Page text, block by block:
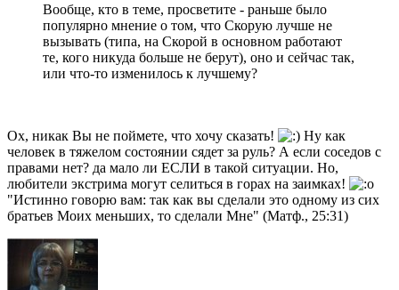
Вообще, кто в теме, просветите - раньше было
популярно мнение о том, что Скорую лучше не
вызывать (типа, на Скорой в основном работают
те, кого никуда больше не берут), оно и сейчас так,
или что-то изменилось к лучшему?
Ох, никак Вы не поймете, что хочу сказать!
Ну как
человек в тяжелом состоянии сядет за руль? А если соседов с
правами нет? да мало ли ЕСЛИ в такой ситуации. Но,
любители экстрима могут селиться в горах на заимках!
"Истинно говорю вам: так как вы сделали это одному из сих
братьев Моих меньших, то сделали Мне" (Матф., 25:31)